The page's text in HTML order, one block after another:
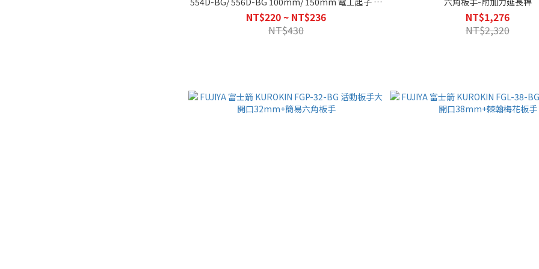
字/ 一字
NT$220 ~ NT$236
NT$430
NT$1,276
NT$2,320